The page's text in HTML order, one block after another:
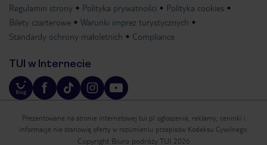
Regulamin strony Polityka prywatności
Polityka cookies
Bilety czarterowe
Warunki imprez turystycznych
Standardy ochrony małoletnich
Compliance
TUI w Internecie
Prezentowane na stronie internetowej tui.pl ogłoszenia, reklamy, cenniki i
informacje nie stanowią oferty w rozumieniu przepisów Kodeksu Cywilnego.
Copyright Biuro podróży TUI 2026